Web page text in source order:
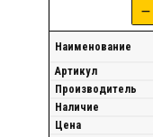
—
Наименование
Артикул
Производитель
Наличие
Цена